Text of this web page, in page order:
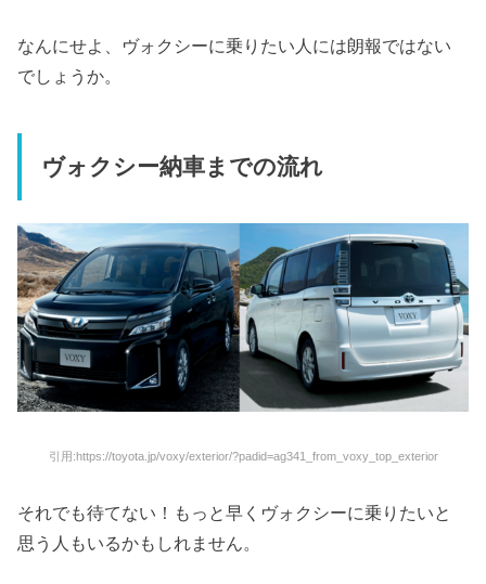
なんにせよ、ヴォクシーに乗りたい人には朗報ではない
でしょうか。
ヴォクシー納車までの流れ
引用:https://toyota.jp/voxy/exterior/?padid=ag341_from_voxy_top_exterior
それでも待てない！もっと早くヴォクシーに乗りたいと
思う人もいるかもしれません。